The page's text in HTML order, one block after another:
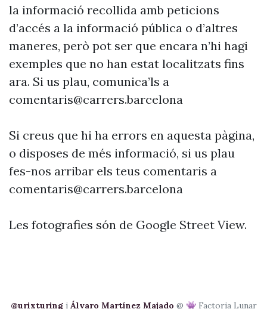
la informació recollida amb peticions
d’accés a la informació pública o d’altres
maneres, però pot ser que encara n’hi hagi
exemples que no han estat localitzats fins
ara. Si us plau, comunica’ls a
comentaris@carrers.barcelona
Si creus que hi ha errors en aquesta pàgina,
o disposes de més informació, si us plau
fes-nos arribar els teus comentaris a
comentaris@carrers.barcelona
Les fotografies són de Google Street View.
@urixturingi Álvaro Martínez Majado @ 👾 Factoria Lunar